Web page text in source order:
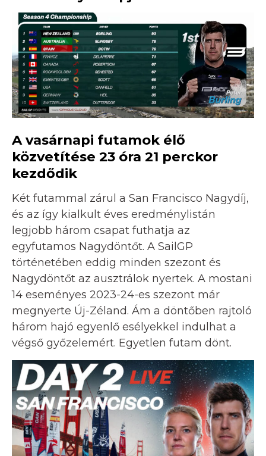
A vasárnapi futamok élő
közvetítése 23 óra 21 perckor
kezdődik
Két futammal zárul a San Francisco Nagydíj,
és az így kialkult éves eredménylistán
legjobb három csapat futhatja az
egyfutamos Nagydöntőt. A SailGP
történetében eddig minden szezont és
Nagydöntőt az ausztrálok nyertek. A mostani
14 eseményes 2023-24-es szezont már
megnyerte Új-Zéland. Ám a döntőben rajtoló
három hajó egyenlő esélyekkel indulhat a
végső győzelemért. Egyetlen futam dönt.